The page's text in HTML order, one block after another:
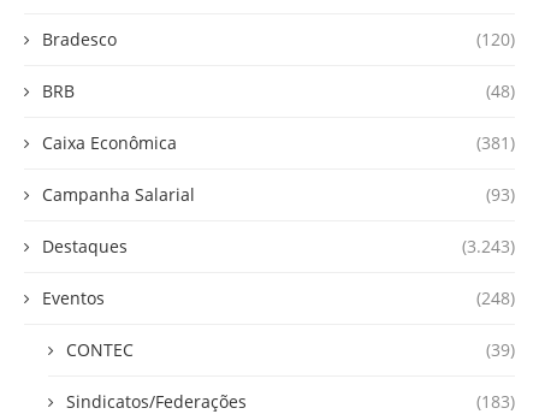
Bradesco (120)
BRB (48)
Caixa Econômica (381)
Campanha Salarial (93)
Destaques (3.243)
Eventos (248)
CONTEC (39)
Sindicatos/Federações (183)